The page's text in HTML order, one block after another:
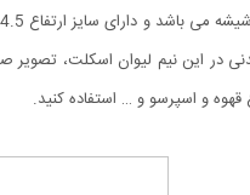
و اسپرسو و … استفاده کنید.